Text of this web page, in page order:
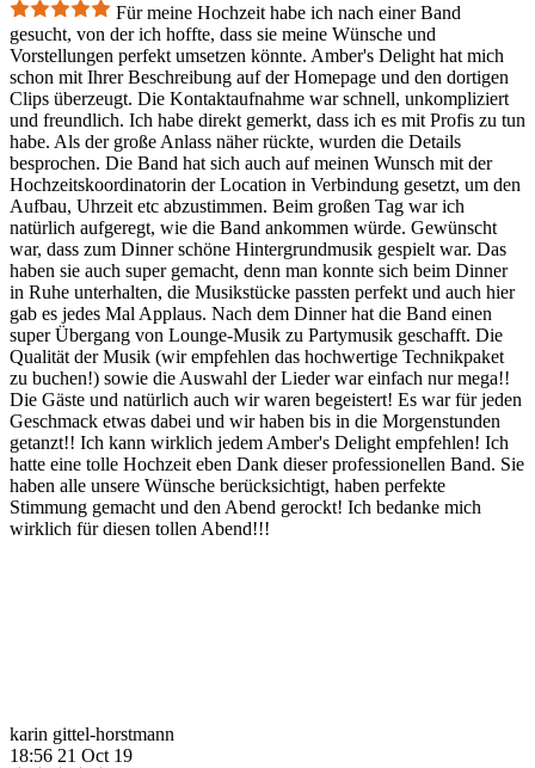
Für meine Hochzeit habe ich nach einer Band
gesucht, von der ich hoffte, dass sie meine Wünsche und
Vorstellungen perfekt umsetzen könnte. Amber's Delight hat mich
schon mit Ihrer Beschreibung auf der Homepage und den dortigen
Clips überzeugt. Die Kontaktaufnahme war schnell, unkompliziert
und freundlich. Ich habe direkt gemerkt, dass ich es mit Profis zu tun
habe. Als der große Anlass näher rückte, wurden die Details
besprochen. Die Band hat sich auch auf meinen Wunsch mit der
Hochzeitskoordinatorin der Location in Verbindung gesetzt, um den
Aufbau, Uhrzeit etc abzustimmen. Beim großen Tag war ich
natürlich aufgeregt, wie die Band ankommen würde. Gewünscht
war, dass zum Dinner schöne Hintergrundmusik gespielt war. Das
haben sie auch super gemacht, denn man konnte sich beim Dinner
in Ruhe unterhalten, die Musikstücke passten perfekt und auch hier
gab es jedes Mal Applaus. Nach dem Dinner hat die Band einen
super Übergang von Lounge-Musik zu Partymusik geschafft. Die
Qualität der Musik (wir empfehlen das hochwertige Technikpaket
zu buchen!) sowie die Auswahl der Lieder war einfach nur mega!!
Die Gäste und natürlich auch wir waren begeistert! Es war für jeden
Geschmack etwas dabei und wir haben bis in die Morgenstunden
getanzt!! Ich kann wirklich jedem Amber's Delight empfehlen! Ich
hatte eine tolle Hochzeit eben Dank dieser professionellen Band. Sie
haben alle unsere Wünsche berücksichtigt, haben perfekte
Stimmung gemacht und den Abend gerockt! Ich bedanke mich
wirklich für diesen tollen Abend!!!
karin gittel-horstmann
18:56 21 Oct 19